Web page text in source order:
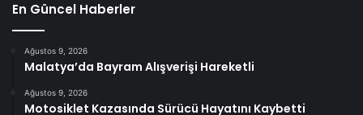
En Güncel Haberler
Ağustos 9, 2026
Malatya’da Bayram Alışverişi Hareketli
Ağustos 9, 2026
Motosiklet Kazasında Sürücü Hayatını Kaybetti